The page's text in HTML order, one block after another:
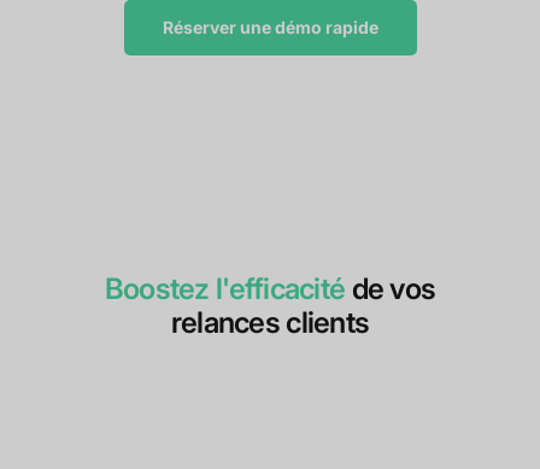
Réserver une démo rapide
Boostez l'efficacité de vos
relances clients